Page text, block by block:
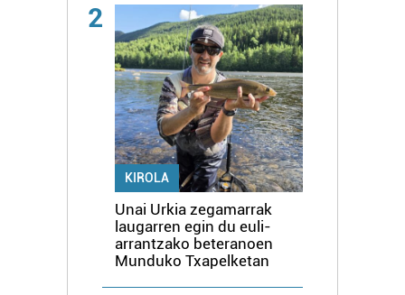
2
KIROLA
Unai Urkia zegamarrak
laugarren egin du euli-
arrantzako beteranoen
Munduko Txapelketan